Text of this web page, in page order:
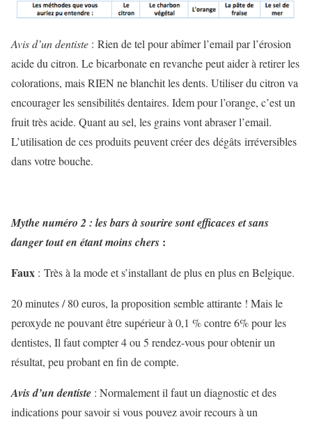
Avis d’un dentiste : Rien de tel pour abîmer l’email par l’érosion
acide du citron. Le bicarbonate en revanche peut aider à retirer les
colorations, mais RIEN ne blanchit les dents. Utiliser du citron va
encourager les sensibilités dentaires. Idem pour l’orange, c’est un
fruit très acide. Quant au sel, les grains vont abraser l’email.
L’utilisation de ces produits peuvent créer des dégâts irréversibles
dans votre bouche.
Mythe numéro 2 : les bars à sourire sont efficaces et sans
danger tout en étant moins chers :
Faux : Très à la mode et s’installant de plus en plus en Belgique.
20 minutes / 80 euros, la proposition semble attirante ! Mais le
peroxyde ne pouvant être supérieur à 0,1 % contre 6% pour les
dentistes, Il faut compter 4 ou 5 rendez-vous pour obtenir un
résultat, peu probant en fin de compte.
Avis d’un dentiste : Normalement il faut un diagnostic et des
indications pour savoir si vous pouvez avoir recours à un